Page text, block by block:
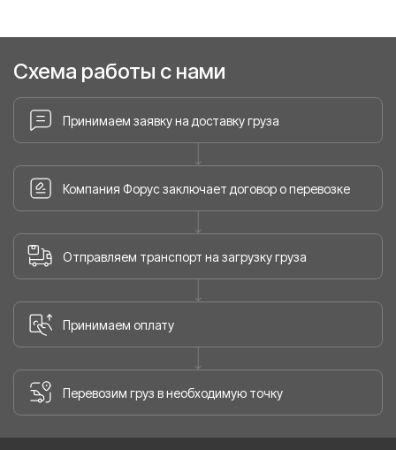
Схема работы с нами
Принимаем заявку на доставку груза
Компания Форус заключает договор о перевозке
Отправляем транспорт на загрузку груза
Принимаем оплату
Перевозим груз в необходимую точку